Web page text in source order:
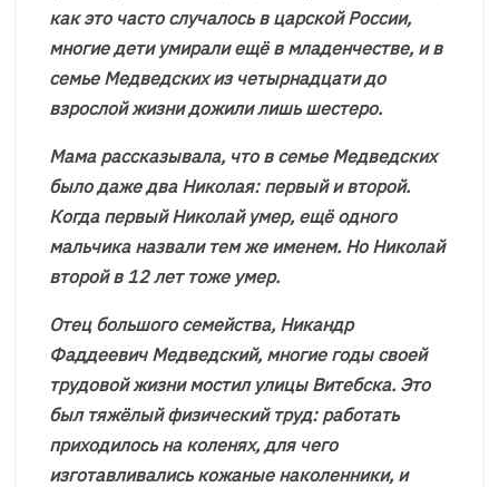
как это часто случалось в царской России,
многие дети умирали ещё в младенчестве, и в
семье Медведских из четырнадцати до
взрослой жизни дожили лишь шестеро.
Мама рассказывала, что в семье Медведских
было даже два Николая: первый и второй.
Когда первый Николай умер, ещё одного
мальчика назвали тем же именем. Но Николай
второй в 12 лет тоже умер.
Отец большого семейства, Никандр
Фаддеевич Медведский, многие годы своей
трудовой жизни мостил улицы Витебска. Это
был тяжёлый физический труд: работать
приходилось на коленях, для чего
изготавливались кожаные наколенники, и